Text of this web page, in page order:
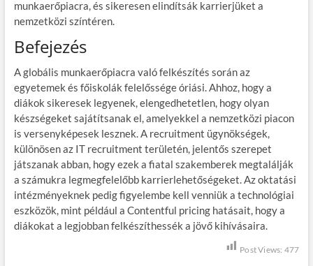
munkaerőpiacra, és sikeresen elindítsák karrierjüket a
nemzetközi színtéren.
Befejezés
A globális munkaerőpiacra való felkészítés során az
egyetemek és főiskolák felelőssége óriási. Ahhoz, hogy a
diákok sikeresek legyenek, elengedhetetlen, hogy olyan
készségeket sajátítsanak el, amelyekkel a nemzetközi piacon
is versenyképesek lesznek. A recruitment ügynökségek,
különösen az IT recruitment területén, jelentős szerepet
játszanak abban, hogy ezek a fiatal szakemberek megtalálják
a számukra legmegfelelőbb karrierlehetőségeket. Az oktatási
intézményeknek pedig figyelembe kell venniük a technológiai
eszközök, mint például a Contentful pricing hatásait, hogy a
diákokat a legjobban felkészíthessék a jövő kihívásaira.
Post Views: 477